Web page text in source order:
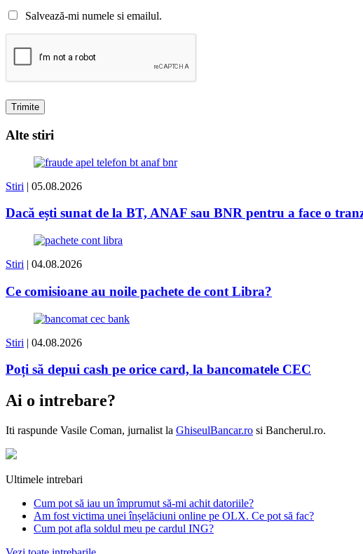
Salvează-mi numele si emailul.
Alte stiri
Stiri | 05.08.2026
Dacă ești sunat de la BT, ANAF sau BNR pentru a face o
Stiri | 04.08.2026
Ce comisioane au noile pachete de cont Libra?
Stiri | 04.08.2026
Poți să depui cash pe orice card, la bancomatele CEC
Ai o intrebare?
Iti raspunde Vasile Coman, jurnalist la GhiseulBancar.ro si Bancherul.ro.
Ultimele intrebari
Cum pot să iau un împrumut să-mi achit datoriile?
Am fost victima unei înșelăciuni online pe OLX. Ce pot să fac?
Cum pot afla soldul meu pe cardul ING?